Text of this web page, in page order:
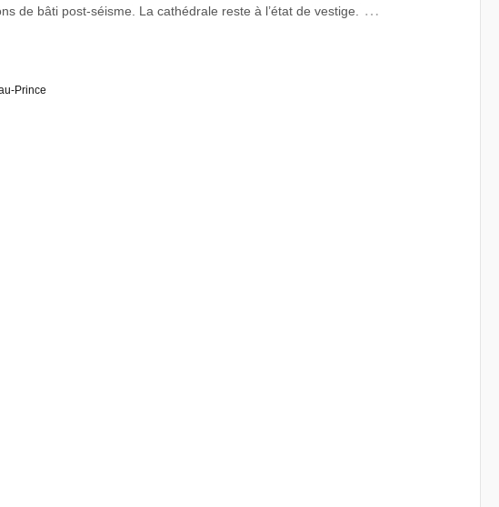
de bâti post-séisme. La cathédrale reste à l’état de vestige.
…
Prince